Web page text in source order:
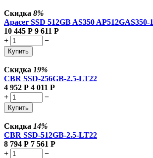
Скидка 8%
Apacer SSD 512GB AS350 AP512GAS350-1
10 445 Р 9 611 Р
+
−
Купить
Скидка 19%
CBR SSD-256GB-2.5-LT22
4 952 Р 4 011 Р
+
−
Купить
Скидка 14%
CBR SSD-512GB-2.5-LT22
8 794 Р 7 561 Р
+
−